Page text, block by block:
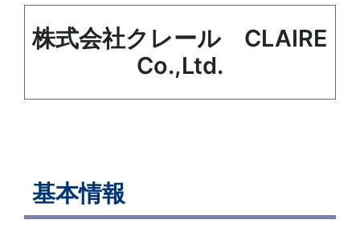
株式会社クレール CLAIRE
Co.,Ltd.
基本情報